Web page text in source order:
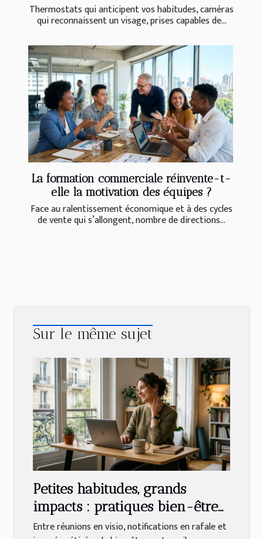
Thermostats qui anticipent vos habitudes, caméras
qui reconnaissent un visage, prises capables de...
La formation commerciale réinvente-t-
elle la motivation des équipes ?
Face au ralentissement économique et à des cycles
de vente qui s’allongent, nombre de directions...
Sur le même sujet
Petites habitudes, grands
impacts : pratiques bien-être
pour travailleurs connectés
Entre réunions en visio, notifications en rafale et